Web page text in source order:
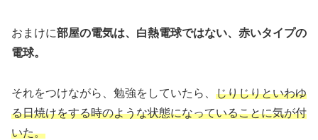
おまけに部屋の電気は、白熱電球ではない、赤いタイプの
電球。
それをつけながら、勉強をしていたら、 じりじりといわゆ
る日焼けをする時のような状態になっていることに気が付
いた。